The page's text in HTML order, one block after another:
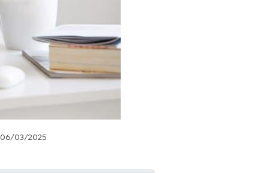
06/03/2025